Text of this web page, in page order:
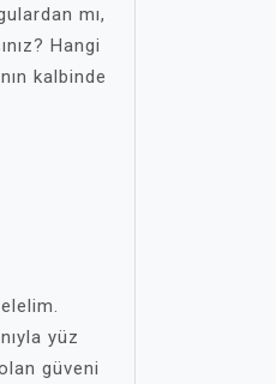
mı,
Hangi
kalbinde
yüz
güveni